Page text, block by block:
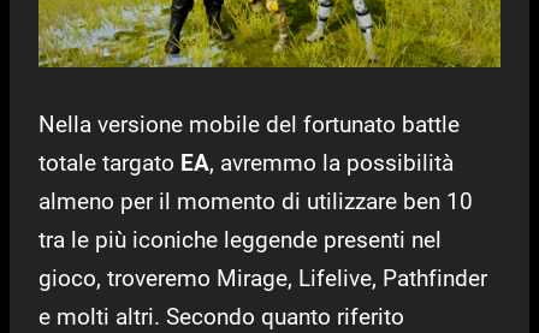
Nella versione mobile del fortunato battle
totale targato EA, avremmo la possibilità
almeno per il momento di utilizzare ben 10
tra le più iconiche leggende presenti nel
gioco, troveremo Mirage, Lifelive, Pathfinder
e molti altri. Secondo quanto riferito